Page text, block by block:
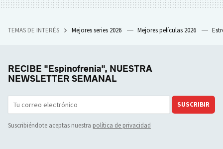
TEMAS DE INTERÉS Mejores series 2026 Mejores películas 2026
RECIBE "Espinofrenia", NUESTRA
NEWSLETTER SEMANAL
SUSCRIBIR
Suscribiéndote aceptas nuestra política de privacidad